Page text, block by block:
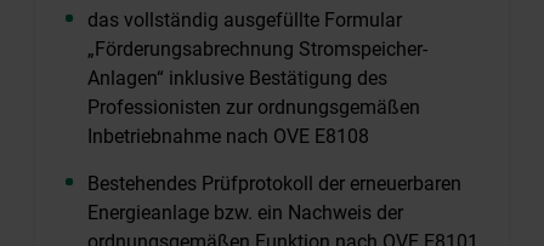
das vollständig ausgefüllte Formular
„Förderungsabrechnung Stromspeicher-
Anlagen“ inklusive Bestätigung des
Professionisten zur ordnungsgemäßen
Inbetriebnahme nach OVE E8108
Bestehendes Prüfprotokoll der erneuerbaren
Energieanlage bzw. ein Nachweis der